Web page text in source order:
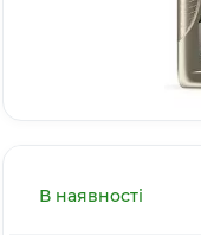
В наявності